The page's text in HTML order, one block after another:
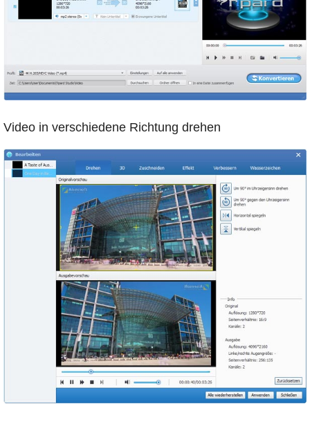
Video in verschiedene Richtung drehen